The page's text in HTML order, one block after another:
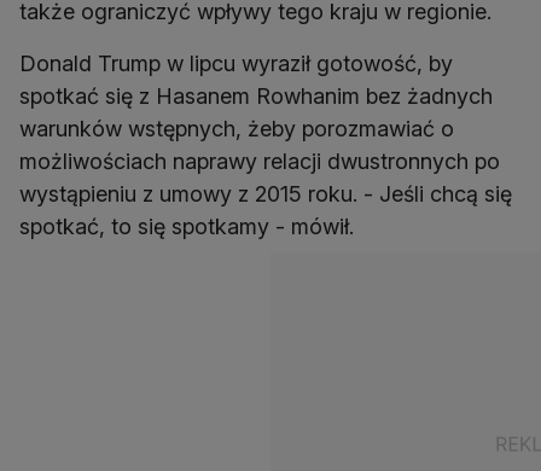
także ograniczyć wpływy tego kraju w regionie.
Donald Trump w lipcu wyraził gotowość, by
spotkać się z Hasanem Rowhanim bez żadnych
warunków wstępnych, żeby porozmawiać o
możliwościach naprawy relacji dwustronnych po
wystąpieniu z umowy z 2015 roku. - Jeśli chcą się
spotkać, to się spotkamy - mówił.